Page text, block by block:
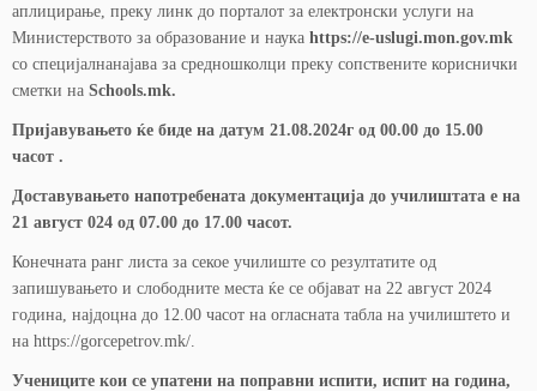
аплицирање, преку линк до порталот за електронски услуги на
Министерството за образование и наука https://e-uslugi.mon.gov.mk
со специјалнанајава за средношколци преку сопствените кориснички
сметки на Schools.mk.
Пријавувањето ќе биде на датум 21.08.2024г од 00.00 до 15.00
часот .
Доставувањето напотребената документација до училиштата е на
21 август 024 од 07.00 до 17.00 часот.
Конечната ранг листа за секое училиште со резултатите од
запишувањето и слободните места ќе се објават на 22 август 2024
година, најдоцна до 12.00 часот на огласната табла на училиштето и
на https://gorcepetrov.mk/.
Учениците кои се упатени на поправни испити, испит на година,